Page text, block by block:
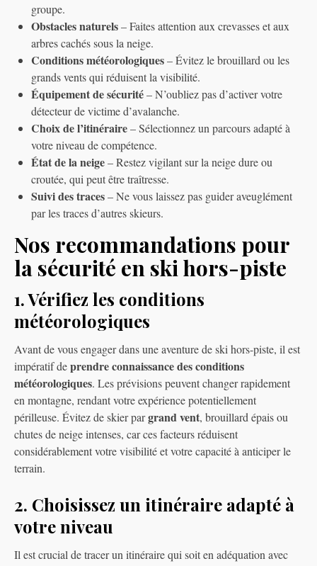
groupe.
Obstacles naturels– Faites attention aux crevasses et aux
arbres cachés sous la neige.
Conditions météorologiques– Évitez le brouillard ou les
grands vents qui réduisent la visibilité.
Équipement de sécurité– N’oubliez pas d’activer votre
détecteur de victime d’avalanche.
Choix de l’itinéraire– Sélectionnez un parcours adapté à
votre niveau de compétence.
État de la neige– Restez vigilant sur la neige dure ou
croutée, qui peut être traîtresse.
Suivi des traces– Ne vous laissez pas guider aveuglément
par les traces d’autres skieurs.
Nos recommandations pour
la sécurité en ski hors-piste
1. Vérifiez les conditions
météorologiques
Avant de vous engager dans une aventure de ski hors-piste, il est
impératif deprendre connaissance des conditions
météorologiques. Les prévisions peuvent changer rapidement
en montagne, rendant votre expérience potentiellement
périlleuse. Évitez de skier pargrand vent, brouillard épais ou
chutes de neige intenses, car ces facteurs réduisent
considérablement votre visibilité et votre capacité à anticiper le
terrain.
2. Choisissez un itinéraire adapté à
votre niveau
Il est crucial de tracer un itinéraire qui soit en adéquation avec